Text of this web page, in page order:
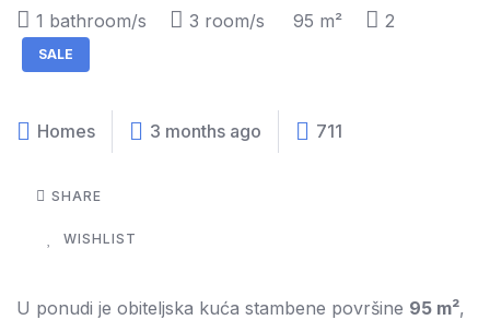
1 bathroom/s 3 room/s 95 m² 2
SALE
Homes 3 months ago 711
SHARE
WISHLIST
U ponudi je obiteljska kuća stambene površine 95 m²,